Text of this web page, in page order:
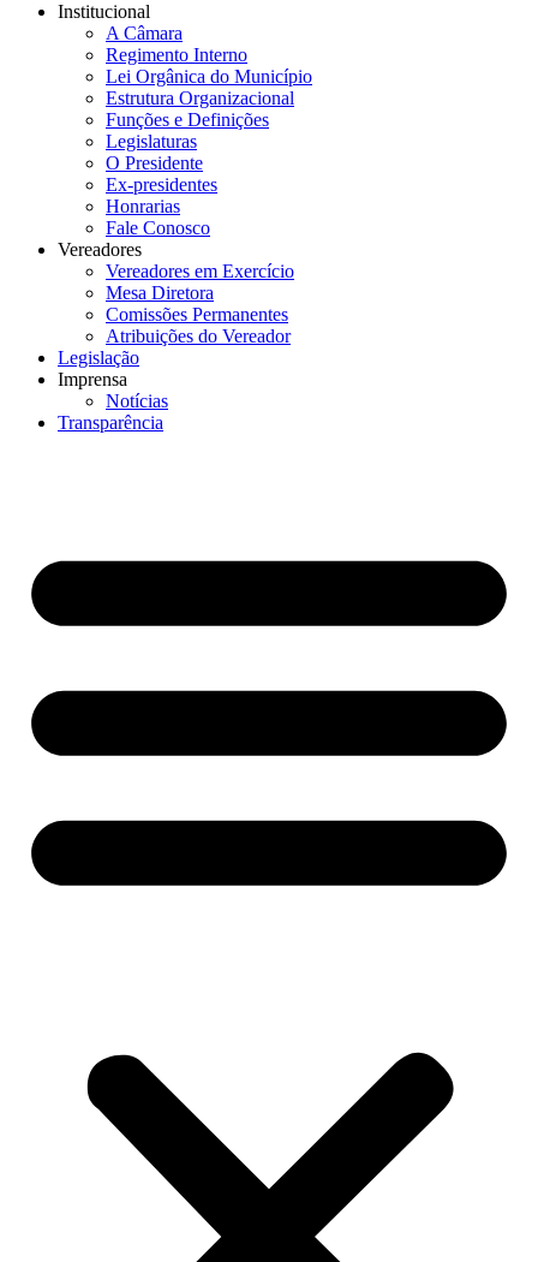
Institucional
A Câmara
Regimento Interno
Lei Orgânica do Município
Estrutura Organizacional
Funções e Definições
Legislaturas
O Presidente
Ex-presidentes
Honrarias
Fale Conosco
Vereadores
Vereadores em Exercício
Mesa Diretora
Comissões Permanentes
Atribuições do Vereador
Legislação
Imprensa
Notícias
Transparência